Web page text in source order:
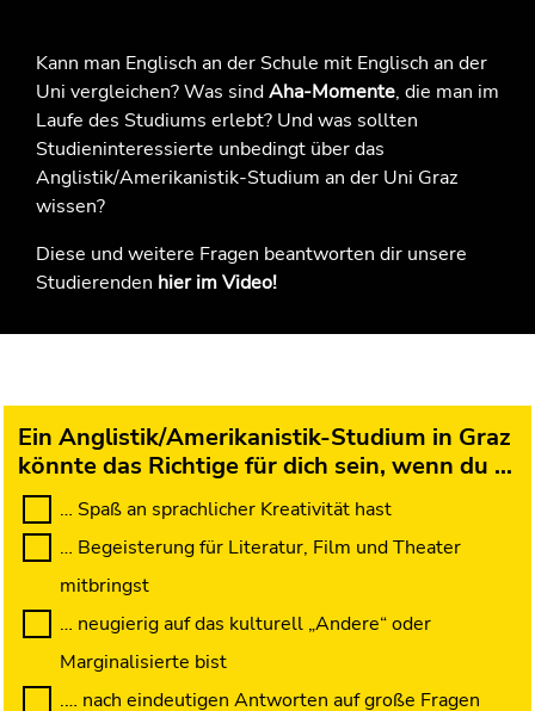
Kann man Englisch an der Schule mit Englisch an der
Uni vergleichen? Was sindAha-Momente, die man im
Laufe des Studiums erlebt? Und was sollten
Studieninteressierte unbedingt über das
Anglistik/Amerikanistik-Studium an der Uni Graz
wissen?
Diese und weitere Fragen beantworten dir unsere
Studierenden hier im Video!
Ein Anglistik/Amerikanistik-Studium in Graz
könnte das Richtige für dich sein, wenn du …